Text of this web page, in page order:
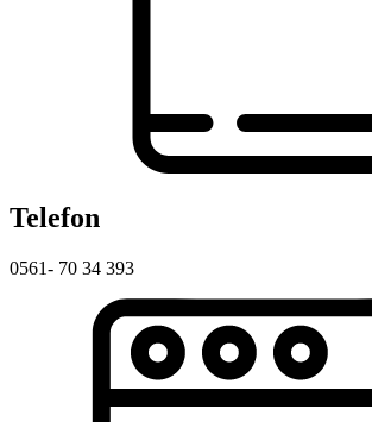
Telefon
0561- 70 34 393